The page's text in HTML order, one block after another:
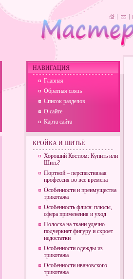
НАВИГАЦИЯ
Главная
Обратная связь
Список разделов
О сайте
Карта сайта
КРОЙКА И ШИТЬЁ
Хороший Костюм: Купить или
Шить?
Портной – перспективная
профессия во все времена
Особенности и преимущества
трикотажа
Особенность флиса: плюсы,
сфера применения и уход
Полоска на ткани удачно
подчеркнет фигуру и скроет
недостатки
Особенности одежды из
трикотажа
Особенности ивановского
трикотажа